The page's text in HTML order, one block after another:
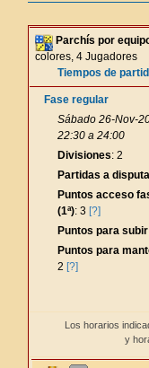
Parchís por
colores, 4 Jugadores
Tiempos de
Fase regular
Sábado 26-Nov-
22:30 a 24:00
Divisiones: 2
Partidas a
Puntos acceso
(1ª): 3 [?]
Puntos para subir
Puntos para
2 [?]
Los horarios
y